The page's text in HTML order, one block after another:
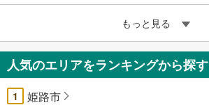
もっと見る
人気のエリアをランキングから探す
1 姫路市